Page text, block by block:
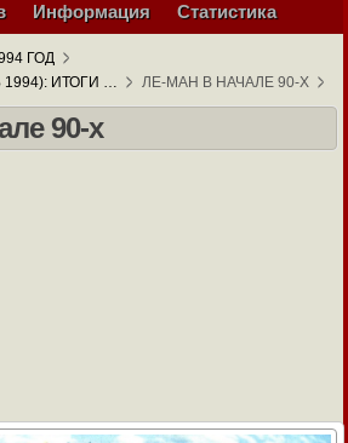
Информация Статистика
ГОД
ИТОГИ …
ЛЕ-МАН В НАЧАЛЕ 90-Х
90-х